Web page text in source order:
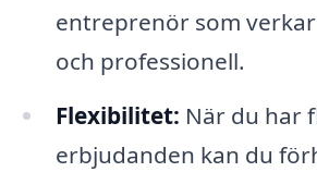
entreprenör som
och professionell.
Flexibilitet: När du har
erbjudanden kan du